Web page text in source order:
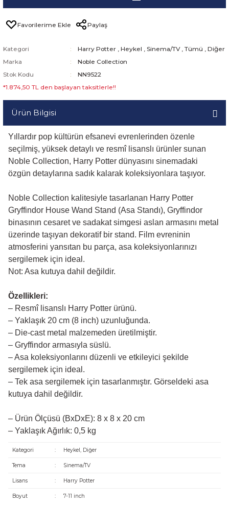
Paylaş
Kategori Harry Potter , Heykel , Sinema/TV , Tümü , Diğer
Marka
Noble Collection
Stok Kodu
NN9522
*1.874,50 TL den başlayan taksitlerle!!
Ürün Bilgisi
Yıllardır pop kültürün efsanevi evrenlerinden özenle
seçilmiş, yüksek detaylı ve resmî lisanslı ürünler sunan
Noble Collection, Harry Potter dünyasını sinemadaki
özgün detaylarına sadık kalarak koleksiyonlara taşıyor.
Noble Collection kalitesiyle tasarlanan Harry Potter
Gryffindor House Wand Stand (Asa Standı), Gryffindor
binasının cesaret ve sadakat simgesi aslan armasını metal
üzerinde taşıyan dekoratif bir stand. Film evreninin
atmosferini yansıtan bu parça, asa koleksiyonlarınızı
sergilemek için ideal.
Not: Asa kutuya dahil değildir.
Özellikleri:
– Resmî lisanslı Harry Potter ürünü.
– Yaklaşık 20 cm (8 inch) uzunluğunda.
– Die-cast metal malzemeden üretilmiştir.
– Gryffindor armasıyla süslü.
– Asa koleksiyonlarını düzenli ve etkileyici şekilde
sergilemek için ideal.
– Tek asa sergilemek için tasarlanmıştır. Görseldeki asa
kutuya dahil değildir.
– Ürün Ölçüsü (BxDxE): 8 x 8 x 20 cm
– Yaklaşık Ağırlık: 0,5 kg
Kategori : Heykel, Diğer
Tema : Sinema/TV
Lisans : Harry Potter
Boyut : 7-11 inch